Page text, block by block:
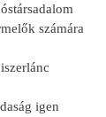
számára
igen